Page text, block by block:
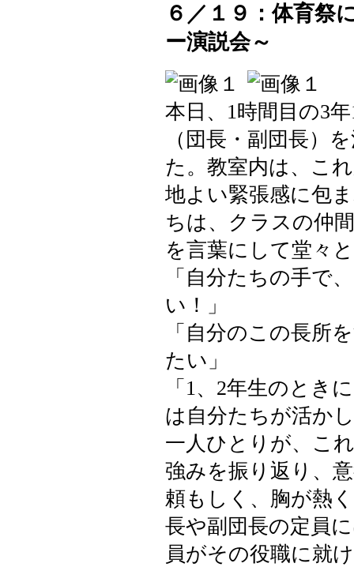
６／１９：体育
ー演説会～
本日、1時間目の3
（団長・副団長）
た。教室内は、こ
地よい緊張感に包
ちは、クラスの仲
を言葉にして堂々
「自分たちの手で
い！」
「自分のこの長所
たい」
「1、2年生のとき
は自分たちが活か
一人ひとりが、こ
強みを振り返り、
頼もしく、胸が熱
長や副団長の定員
員がその役職に就